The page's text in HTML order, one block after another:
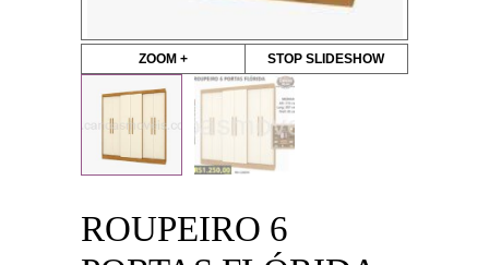
ZOOM + STOP SLIDESHOW
ROUPEIRO 6